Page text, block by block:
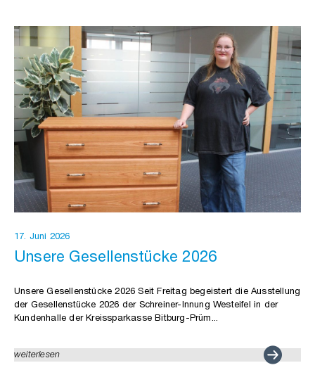
17. Juni 2026
Unsere Gesellenstücke 2026
Unsere Gesellenstücke 2026 Seit Freitag begeistert die Ausstellung
der Gesellenstücke 2026 der Schreiner-Innung Westeifel in der
Kundenhalle der Kreissparkasse Bitburg-Prüm...
weiterlesen